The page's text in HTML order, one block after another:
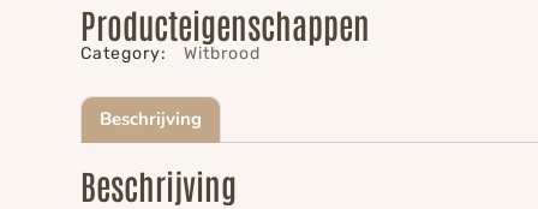
Producteigenschappen
Category: Witbrood
Beschrijving
Beschrijving